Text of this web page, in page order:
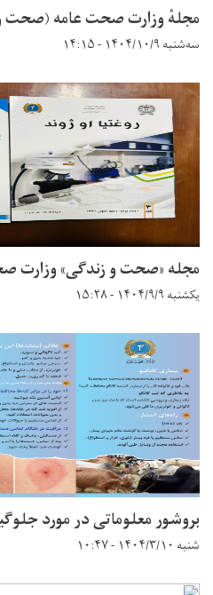
مجلهٔ وزارت صحت عامه (صحت
سه‌شنبه ۱۴۰۴/۱۰/۹ - ۱۴:۱۵
مجله «صحت و زندگی» وزارت
یکشنبه ۱۴۰۴/۹/۹ - ۱۵:۲۸
بروشور معلوماتی در مورد
شنبه ۱۴۰۴/۳/۱۰ - ۱۰:۴۷